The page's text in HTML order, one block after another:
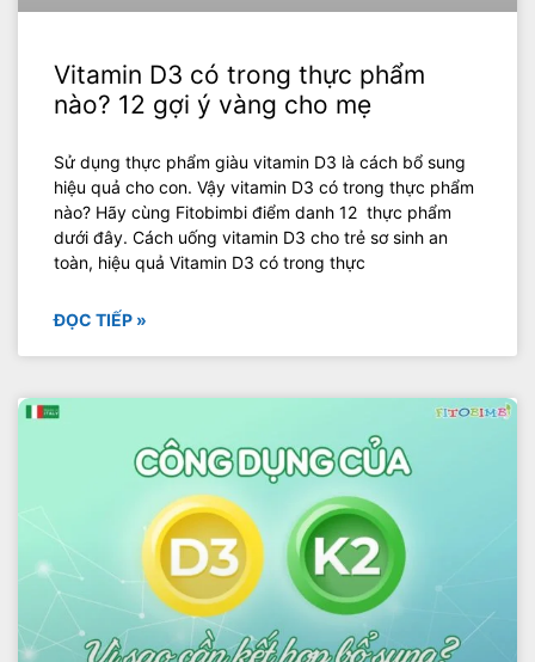
Vitamin D3 có trong thực phẩm
nào? 12 gợi ý vàng cho mẹ
Sử dụng thực phẩm giàu vitamin D3 là cách bổ sung
hiệu quả cho con. Vậy vitamin D3 có trong thực phẩm
nào? Hãy cùng Fitobimbi điểm danh 12 thực phẩm
dưới đây. Cách uống vitamin D3 cho trẻ sơ sinh an
toàn, hiệu quả Vitamin D3 có trong thực
ĐỌC TIẾP »